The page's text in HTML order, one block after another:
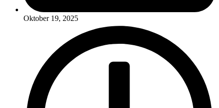
Oktober 19, 2025